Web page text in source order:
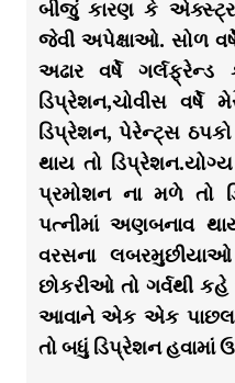
બીજું કારણ કે
જેવી અપેક્ષાઓ. સોળ
અઢાર વર્ષે
ડિપ્રેશન,ચોવીસ
ડિપ્રેશન, પેરેન્ટ્સ
થાય તો
પ્રમોશન ના મળે તો
પત્નીમાં અણબનાવ
વરસના
છોકરીઓ તો ગર્વથી કહે
આવાને એક એક પાછલા
તો બધું ડિપ્રેશન હવામાં